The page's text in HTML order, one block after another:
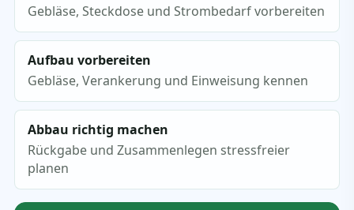
Gebläse, Steckdose und Strombedarf vorbereiten
Aufbau vorbereiten
Gebläse, Verankerung und Einweisung kennen
Abbau richtig machen
Rückgabe und Zusammenlegen stressfreier
planen